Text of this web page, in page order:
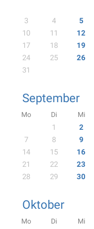
3
4 5
10
11 12
17
18 19
24
25 26
31
September
Mo Di Mi
1 2
7
8 9
14
15 16
21
22 23
28
29 30
Oktober
Mo Di Mi